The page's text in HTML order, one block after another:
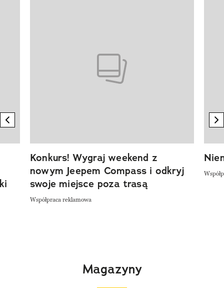
previous element
Konkurs! Wygraj weekend z
nowym Jeepem Compass i odkryj
swoje miejsce poza trasą
Współpraca reklamowa
Magazyny